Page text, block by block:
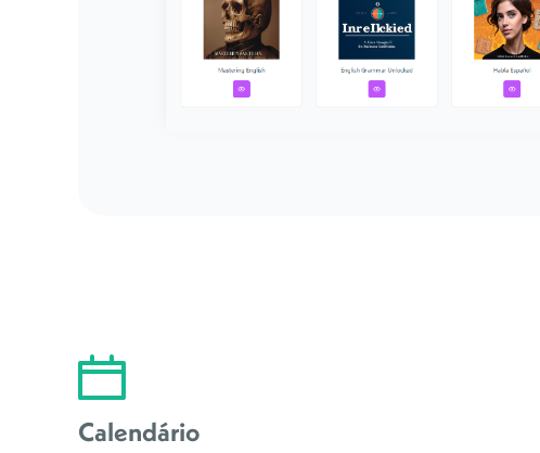
Calendário